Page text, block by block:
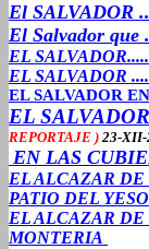
El SALVADOR
El Salvador que
EL
EL SALVADOR
EL SALVADOR
EL
REPORTAJE ) 23-XII-
EN LAS
EL ALCAZAR
PATIO DEL YESO
EL ALCAZAR
MONTERIA